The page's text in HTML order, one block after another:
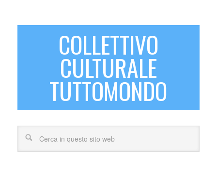
COLLETTIVO
CULTURALE
TUTTOMONDO